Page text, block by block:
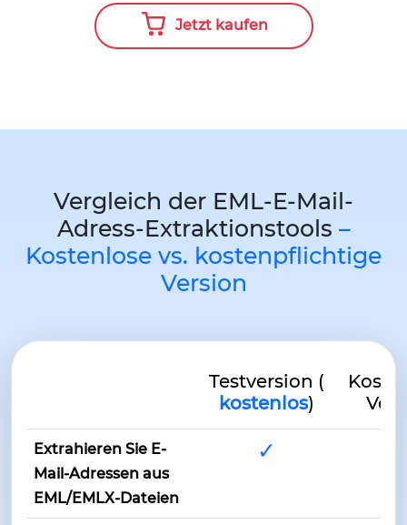
Jetzt kaufen
Vergleich der EML-E-Mail-
Adress-Extraktionstools –
Kostenlose vs. kostenpflichtige
Version
Testversion (
kostenlos)
Extrahieren Sie E-
Mail-Adressen aus
EML/EMLX-Dateien
✓